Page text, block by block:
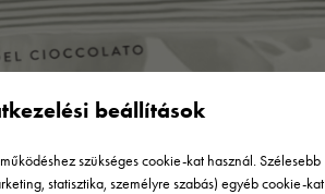
beállítások
szükséges cookie-kat használ. Szélesebb
statisztika, személyre szabás) egyéb cookie-kat